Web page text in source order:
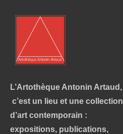
L’Artothèque Antonin Artaud,
c’est un lieu et une collection
d’art contemporain :
expositions, publications,